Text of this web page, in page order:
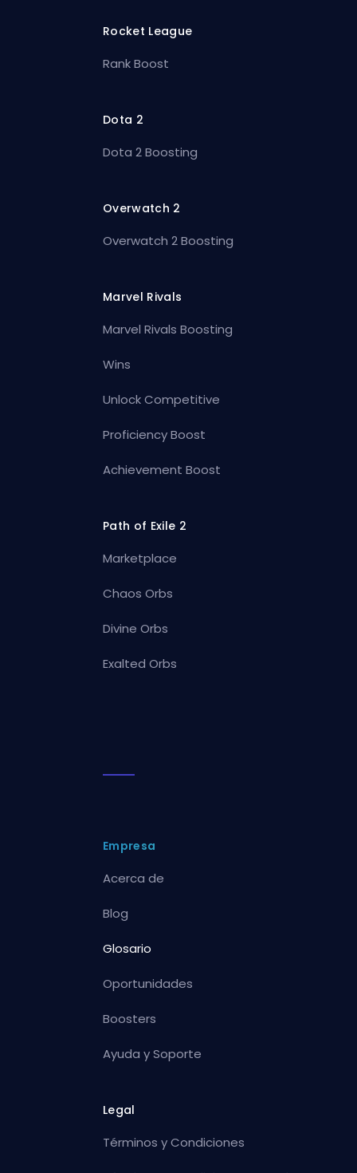
Rocket League
Rank Boost
Dota 2
Dota 2 Boosting
Overwatch 2
Overwatch 2 Boosting
Marvel Rivals
Marvel Rivals Boosting
Wins
Unlock Competitive
Proficiency Boost
Achievement Boost
Path of Exile 2
Marketplace
Chaos Orbs
Divine Orbs
Exalted Orbs
Empresa
Acerca de
Blog
Glosario
Oportunidades
Boosters
Ayuda y Soporte
Legal
Términos y Condiciones